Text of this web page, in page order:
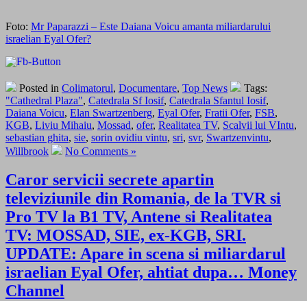
Foto: Mr Paparazzi – Este Daiana Voicu amanta miliardarului
israelian Eyal Ofer?
Posted in Colimatorul, Documentare, Top News
Tags:
"Cathedral Plaza", Catedrala Sf Iosif, Catedrala Sfantul Iosif,
Daiana Voicu, Elan Swartzenberg, Eyal Ofer, Fratii Ofer, FSB,
KGB, Liviu Mihaiu, Mossad, ofer, Realitatea TV, Scalvii lui VIntu,
sebastian ghita, sie, sorin ovidiu vintu, sri, svr, Swartzenvintu,
Willbrook
No Comments »
Caror servicii secrete apartin
televiziunile din Romania, de la TVR si
Pro TV la B1 TV, Antene si Realitatea
TV: MOSSAD, SIE, ex-KGB, SRI.
UPDATE: Apare in scena si miliardarul
israelian Eyal Ofer, ahtiat dupa… Money
Channel